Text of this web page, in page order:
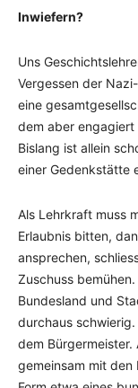
Inwiefern?
Uns
Vergessen der
eine
dem aber engagiert
Bislang ist allein
einer Gedenkstätte
Als Lehrkraft muss
Erlaubnis bitten,
ansprechen,
Zuschuss
Bundesland und
durchaus
dem
gemeinsam mit